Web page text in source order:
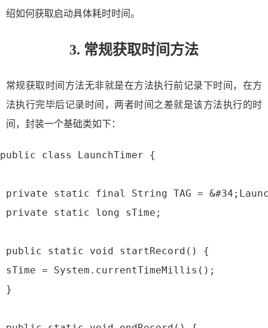
绍如何获取启动具体耗时时间。
3. 常规获取时间方法
常规获取时间方法无非就是在方法执行前记录下时间，在方
法执行完毕后记录时间，两者时间之差就是该方法执行的时
间，封装一个基础类如下：
public class LaunchTimer {
private static final String TAG =
private static long sTime;
public static void startRecord() {
sTime = System.currentTimeMillis();
}